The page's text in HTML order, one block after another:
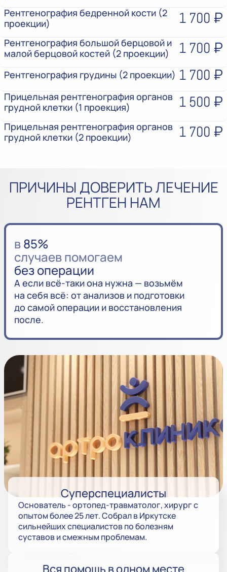
Рентгенография бедренной кости (2
проекции)
1 700 ₽
Рентгенография большой берцовой и
малой берцовой костей (2 проекции)
1 700 ₽
Рентгенография грудины (2 проекции) 1 700 ₽
Прицельная рентгенография органов
грудной клетки (1 проекция)
1 500 ₽
Прицельная рентгенография органов
грудной клетки (2 проекции)
1 700 ₽
ПРИЧИНЫ ДОВЕРИТЬ ЛЕЧЕНИЕ
РЕНТГЕН НАМ
в85%
случаев помогаем
без операции
А если всё-таки она нужна — возьмём
на себя всё: от анализов и подготовки
до самой операции и восстановления
после.
Суперспециалисты
Основатель - ортопед-травматолог, хирург с
опытом более 25 лет. Собрал в Иркутске
сильнейших специалистов по болезням
суставов и смежным проблемам.
Вся помощь в одном месте